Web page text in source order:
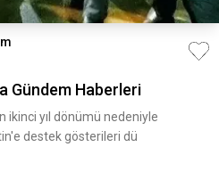
Gündem Haberleri
ikinci yıl dönümü nedeniyle
destek gösterileri dü